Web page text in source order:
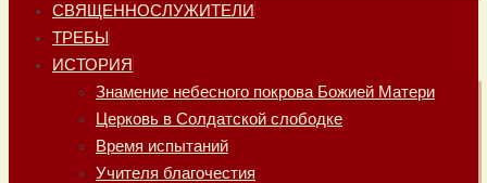
СВЯЩЕННОСЛУЖИТЕЛИ
ТРЕБЫ
ИСТОРИЯ
Знамение небесного покрова Божией Матери
Церковь в Солдатской слободке
Время испытаний
Учителя благочестия